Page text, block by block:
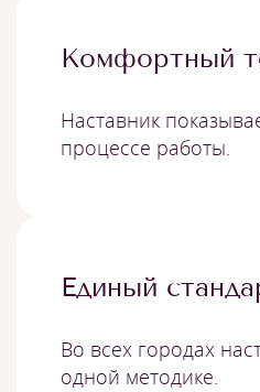
Комфортный
Наставник
процессе работы.
Единый
Во всех городах
одной методике.